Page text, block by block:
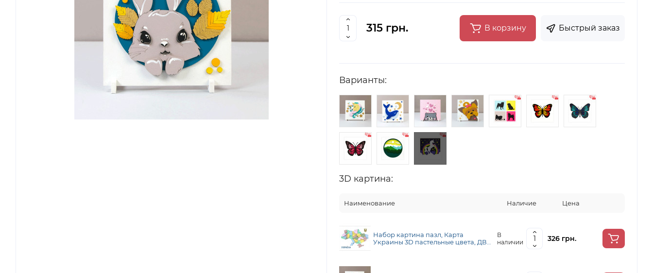
315 грн. В корзину Быстрый заказ
Варианты:
3D картина:
Наименование Наличие Цена
Набор картина пазл, Карта
Украины 3D пастельные цвета, ДВП/
В
наличии
326 грн.